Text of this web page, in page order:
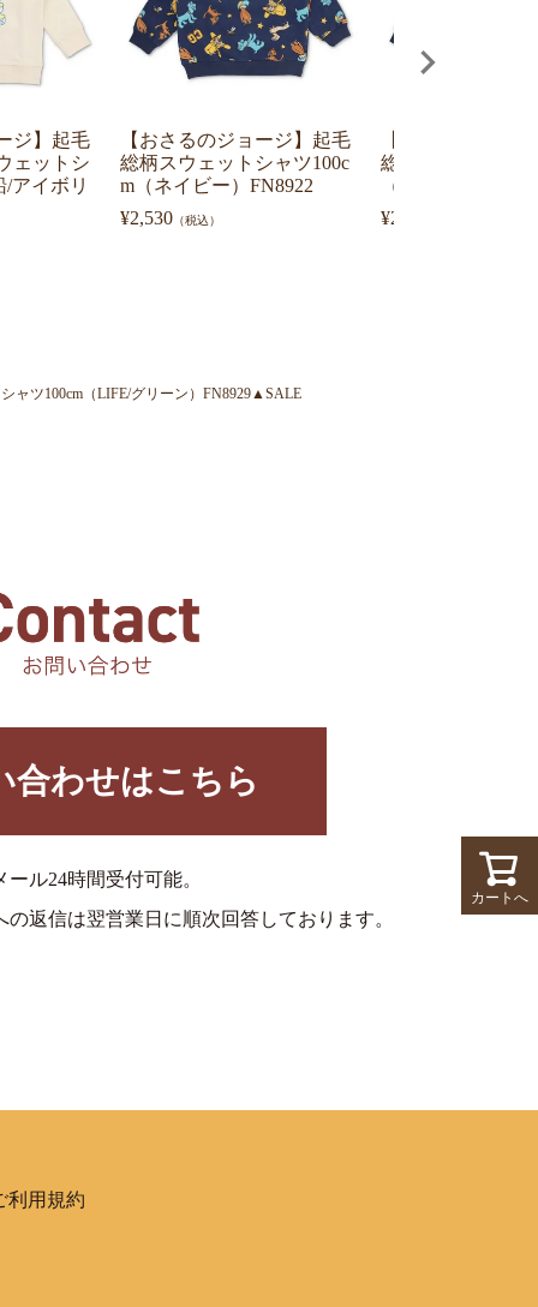
ジ】起毛
ェットシ
/アイボリ
【おさるのジョージ】起毛
総柄スウェットシャツ100c
m（ネイビー）FN8922
¥2,530 （税込）
総柄スウェットシ
（ネイビー）
¥2,530
カートへ
ャツ100cm（LIFE/グリーン）FN8929▲SALE
合わせはこちら
ル24時間受付可能。
返信は翌営業日に順次回答しております。
利用規約